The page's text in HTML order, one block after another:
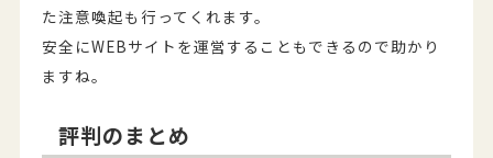
た注意喚起も行ってくれます。
安全にWEBサイトを運営することもできるので助かり
ますね。
評判のまとめ